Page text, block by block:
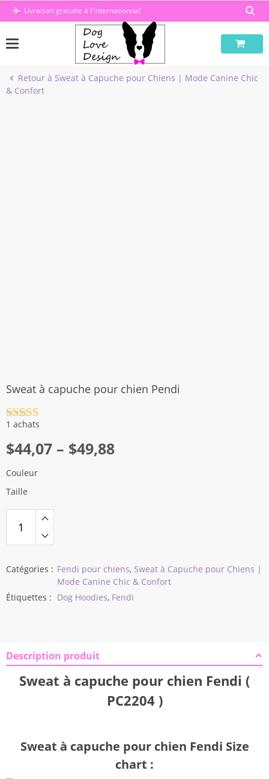
PasserLivraison gratuite à l'internationnal
Retour à Sweat à Capuche pour Chiens | Mode Canine Chic
& Confort
Sweat à capuche pour chien Pendi
Note4.5
1 achats
$44,07 – $49,88
Plage
de
prix :
$49,88
Couleur
Taille
Catégories : Fendi pour chiens, Sweat à Capuche pour Chiens |
Mode Canine Chic & Confort
Étiquettes : Dog Hoodies, Fendi
Description produit
Sweat à capuche pour chien Fendi (
PC2204 )
Sweat à capuche pour chien Fendi Size
chart :